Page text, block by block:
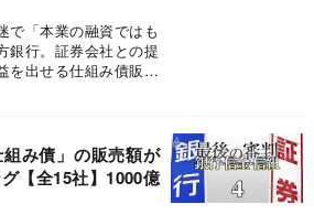
で「本業の融資ではも
銀行。証券会社との提
を出せる仕組み債販売
イプは使いづらくな
み債」の販売額が
【全15社】1000億